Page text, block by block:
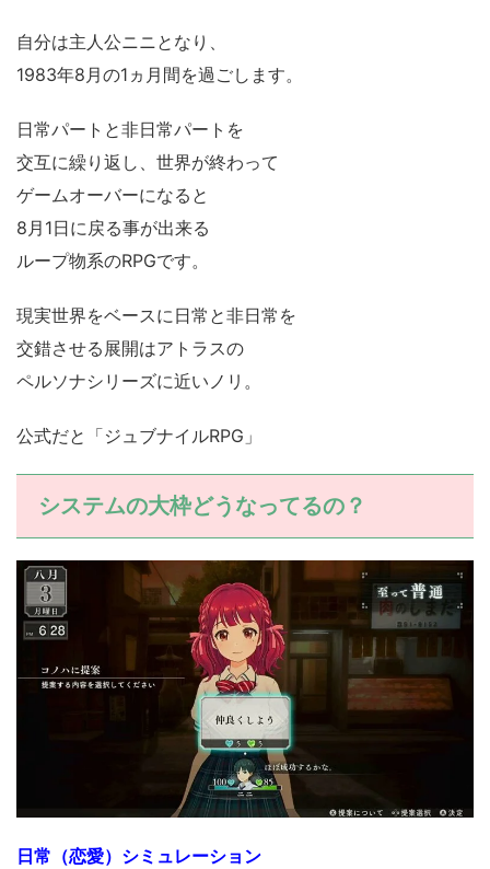
自分は主人公ニニとなり、
1983年8月の1ヵ月間を過ごします。
日常パートと非日常パートを
交互に繰り返し、世界が終わって
ゲームオーバーになると
8月1日に戻る事が出来る
ループ物系のRPGです。
現実世界をベースに日常と非日常を
交錯させる展開はアトラスの
ペルソナシリーズに近いノリ。
公式だと「ジュブナイルRPG」
システムの大枠どうなってるの？
日常（恋愛）シミュレーション